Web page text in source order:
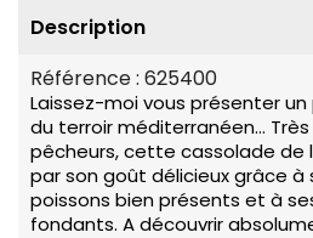
Description
Référence : 625400
Laissez-moi vous présenter
du terroir méditerranéen…
pêcheurs, cette cassolade de
par son goût délicieux grâce à
poissons bien présents et à
fondants. A découvrir